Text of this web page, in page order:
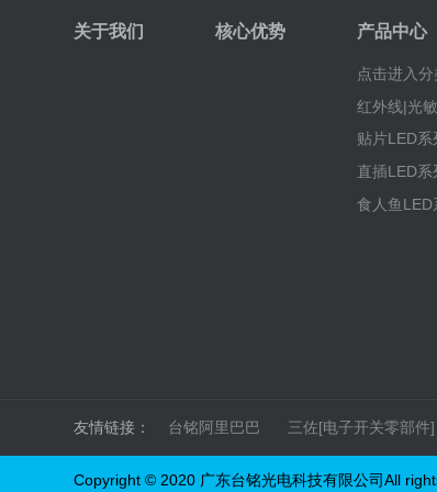
关于我们 核心优势 产品中心
点击进入
红外线|光
贴片LED系
直插LED系
食人鱼LED
友情链接： 台铭阿里巴巴 三佐[电子开关零部件]
Copyright © 2020 广东台铭光电科技有限公司All